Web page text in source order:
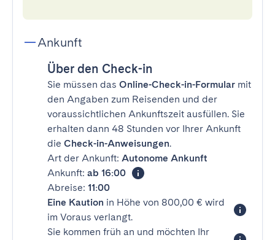
Ankunft
Über den Check-in
Sie müssen das Online-Check-in-Formular mit
den Angaben zum Reisenden und der
voraussichtlichen Ankunftszeit ausfüllen. Sie
erhalten dann 48 Stunden vor Ihrer Ankunft
die Check-in-Anweisungen.
Art der Ankunft: Autonome Ankunft
Ankunft: ab 16:00
Abreise: 11:00
Eine Kaution in Höhe von 800,00 € wird
im Voraus verlangt.
Sie kommen früh an und möchten Ihr